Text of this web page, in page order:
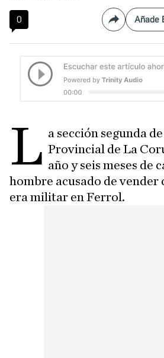
0 Compartir
Añade
L a sección segunda
Provincial de La
año y seis meses de
hombre acusado de vender
era militar en Ferrol.